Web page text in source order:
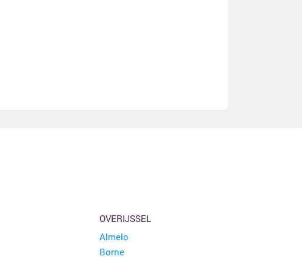
OVERIJSSEL
Almelo
Borne